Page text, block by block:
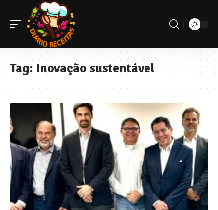
Tag: Inovação sustentável